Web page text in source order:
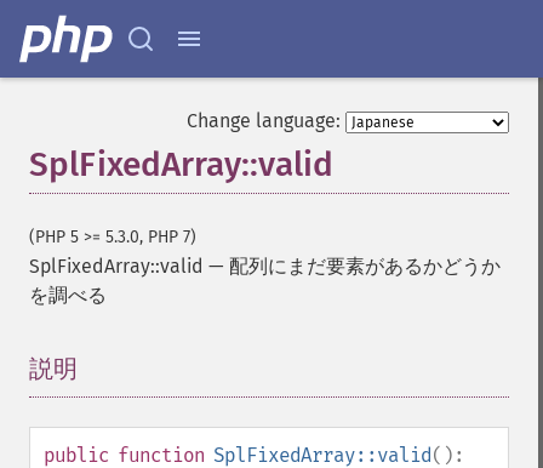
Change language:
SplFixedArray::valid
(PHP 5 >= 5.3.0, PHP 7)
SplFixedArray::valid — 配列にまだ要素があるかどうか
を調べる
説明
public function SplFixedArray::valid():